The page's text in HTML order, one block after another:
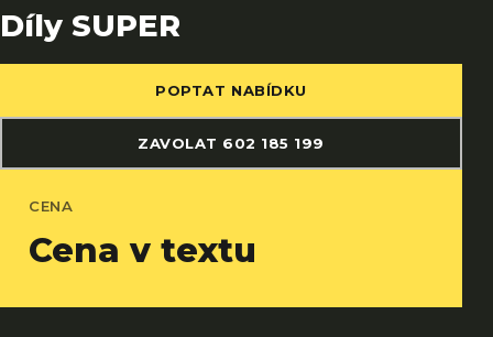
Díly SUPER
POPTAT NABÍDKU
ZAVOLAT 602 185 199
CENA
Cena v textu